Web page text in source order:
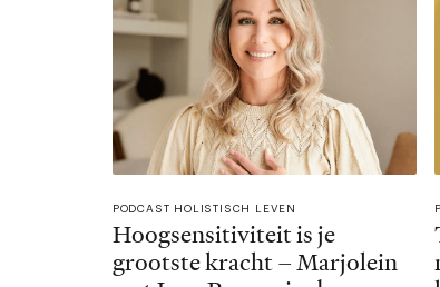
PODCAST HOLISTISCH LEVEN
Hoogsensitiviteit is je
grootste kracht – Marjolein